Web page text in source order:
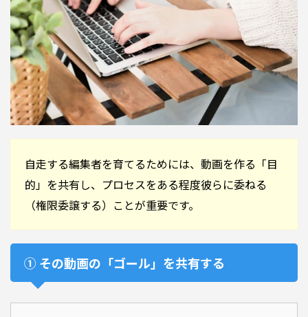
自走する編集者を育てるためには、動画を作る「目
的」を共有し、プロセスをある程度彼らに委ねる
（権限委譲する）ことが重要です。
① その動画の「ゴール」を共有する